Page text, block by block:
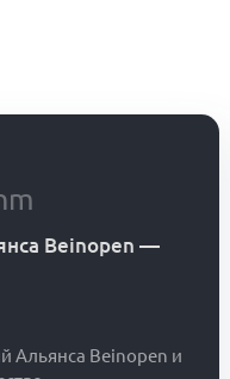
Beinopen —
Альянса Beinopen и